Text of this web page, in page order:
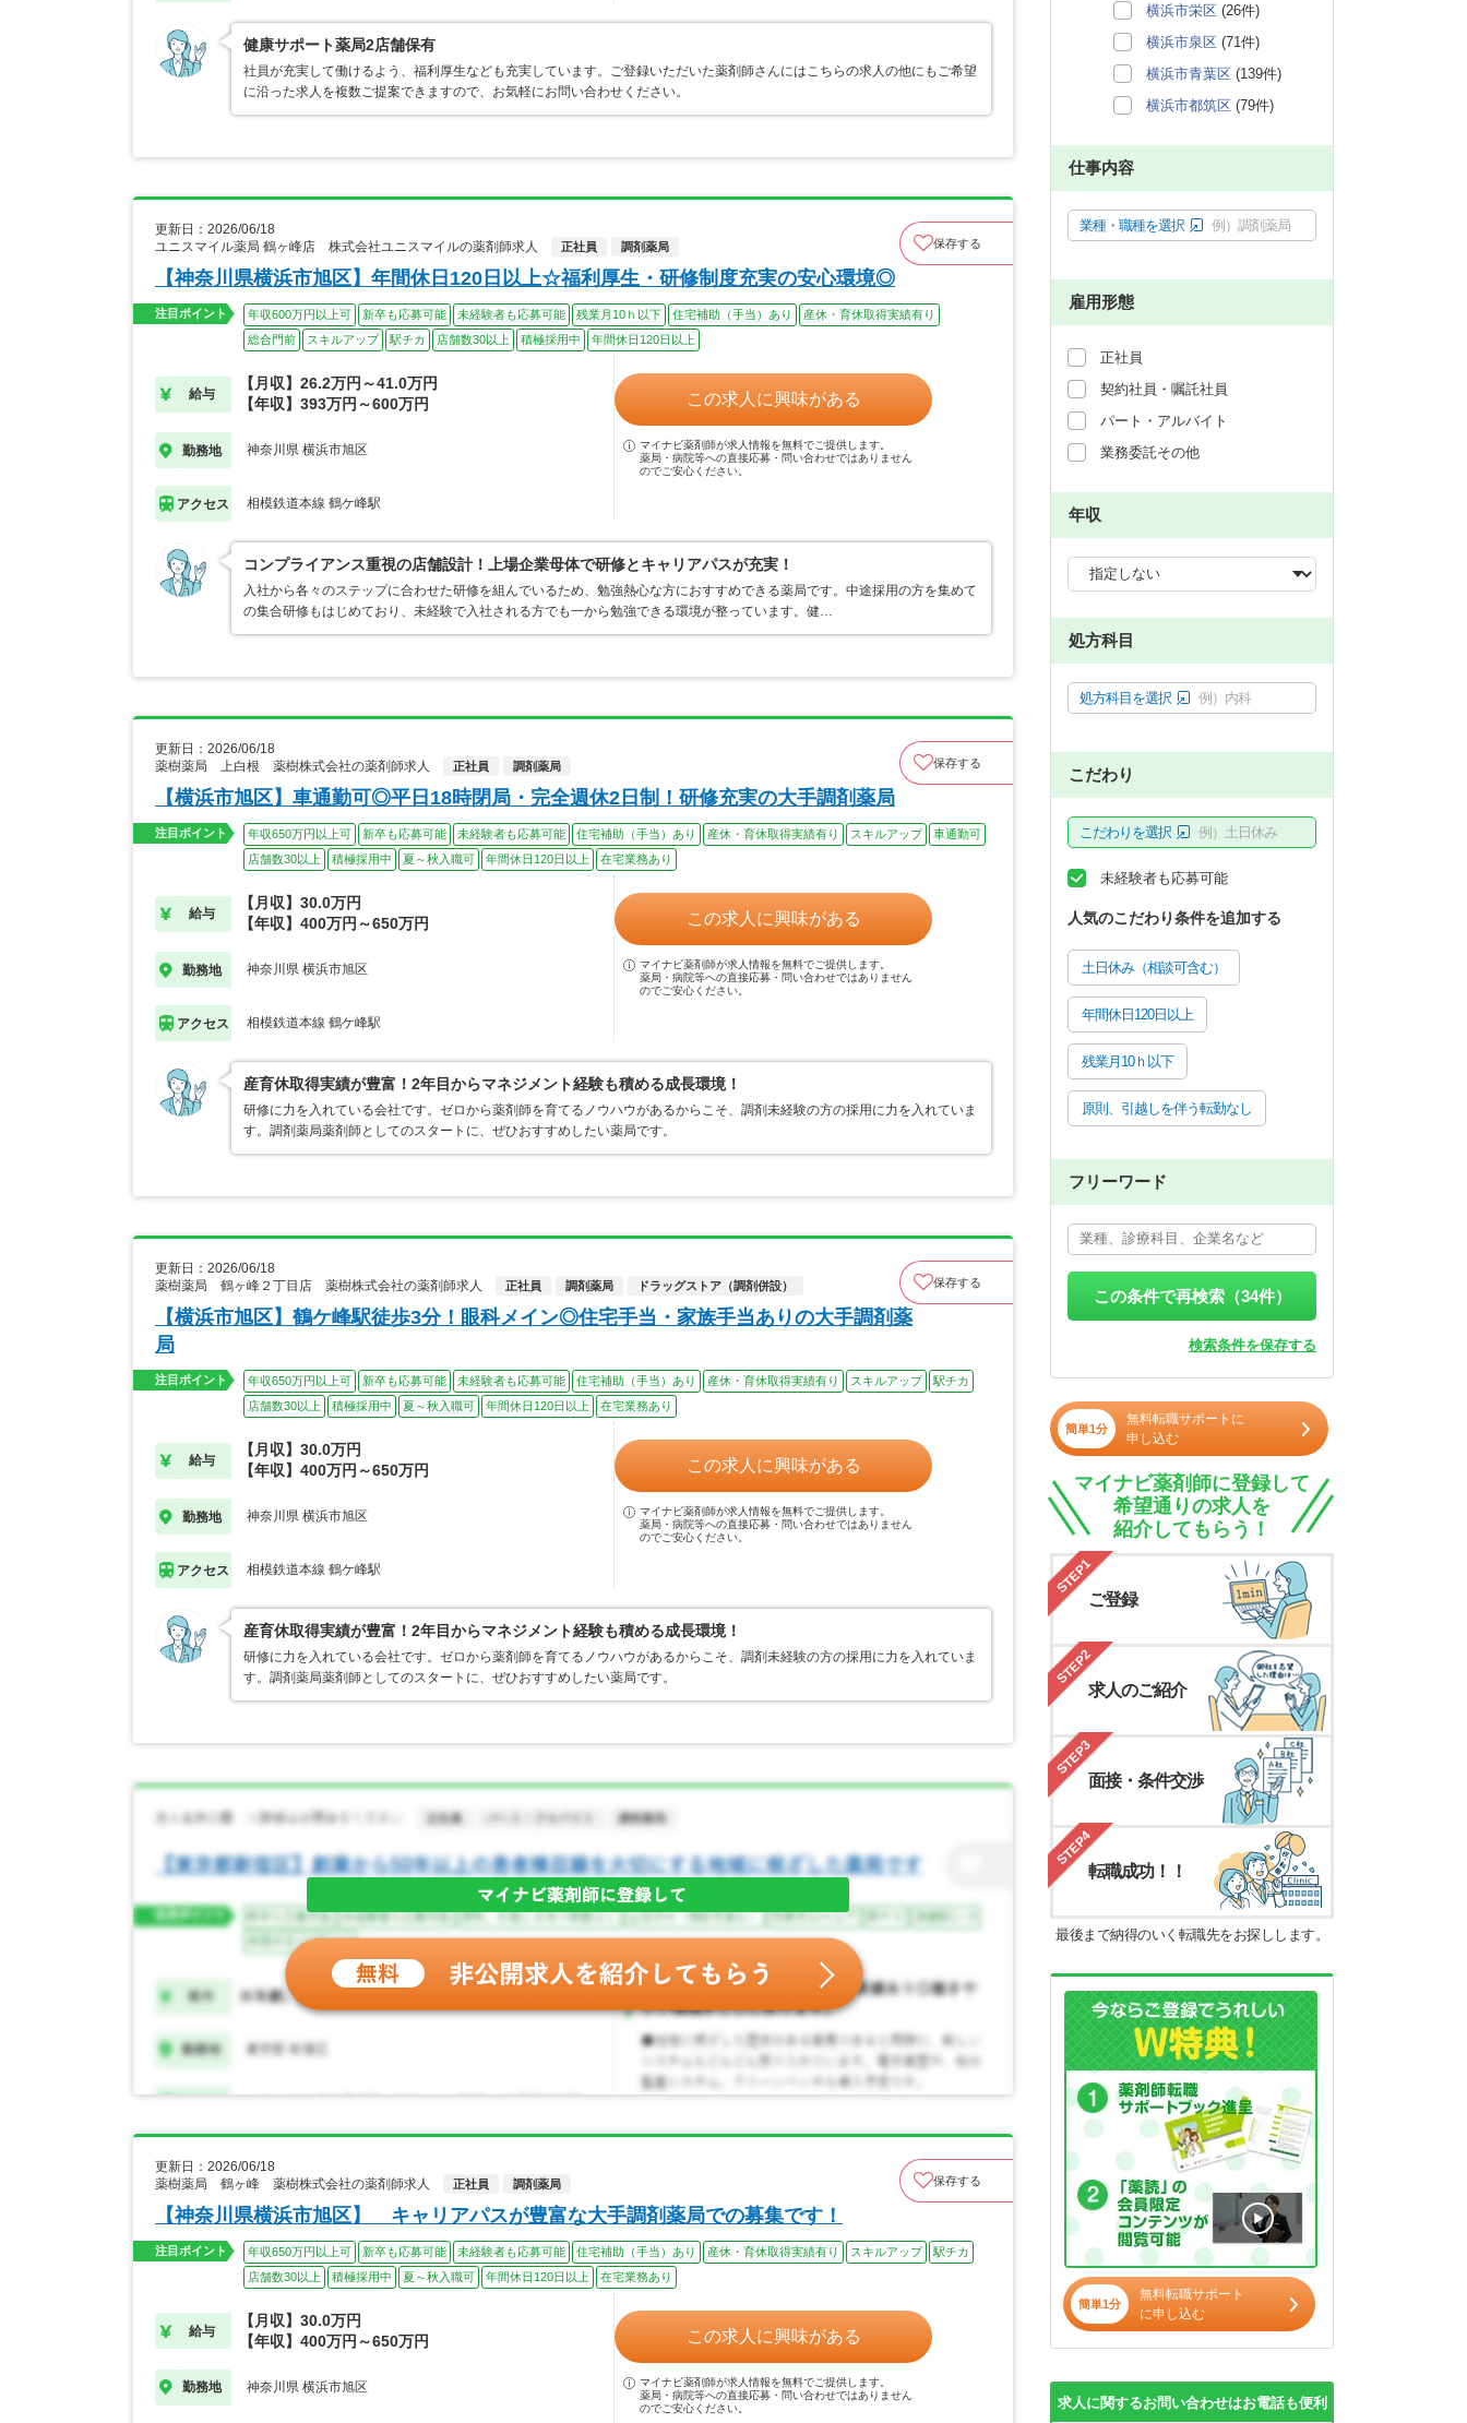
健康サポート薬局2店舗保有
社員が充実して働けるよう、福利厚生なども充実しています。ご登録いただいた薬剤師さんにはこちらの求人の他にもご希望
に沿った求人を複数ご提案できますので、お気軽にお問い合わせください。
更新日：2026/06/18
ユニスマイル薬局 鶴ヶ峰店 株式会社ユニスマイルの薬剤師求人
正社員 調剤薬局 保存する
【神奈川県横浜市旭区】年間休日120日以上☆福利厚生・研修制度充実の安心環境◎
注目ポイント 年収600万円以上可 新卒も応募可能 未経験者も応募可能 残業月10ｈ以下 住宅補助（手当）あり
産休・育休取得実績有り
総合門前
スキルアップ 駅チカ 店舗数30以上 積極採用中 年間休日120日以上
給与
【月収】26.2万円～41.0万円
【年収】393万円～600万円
勤務地 神奈川県 横浜市旭区
アクセス 相模鉄道本線 鶴ケ峰駅
この求人に興味がある
マイナビ薬剤師が求人情報を無料でご提供します。
薬局・病院等への直接応募・問い合わせではありません
のでご安心ください。
コンプライアンス重視の店舗設計！上場企業母体で研修とキャリアパスが充実！
入社から各々のステップに合わせた研修を組んでいるため、勉強熱心な方におすすめできる薬局です。中途採用の方を集めて
の集合研修もはじめており、未経験で入社される方でも一から勉強できる環境が整っています。健…
更新日：2026/06/18
薬樹薬局 上白根 薬樹株式会社の薬剤師求人
正社員 調剤薬局 保存する
【横浜市旭区】車通勤可◎平日18時閉局・完全週休2日制！研修充実の大手調剤薬局
注目ポイント 年収650万円以上可 新卒も応募可能 未経験者も応募可能 住宅補助（手当）あり 産休・育休取得実績有り スキルアップ
車通勤可
店舗数30以上
積極採用中 夏～秋入職可 年間休日120日以上 在宅業務あり
給与
【月収】30.0万円
【年収】400万円～650万円
勤務地 神奈川県 横浜市旭区
アクセス 相模鉄道本線 鶴ケ峰駅
この求人に興味がある
マイナビ薬剤師が求人情報を無料でご提供します。
薬局・病院等への直接応募・問い合わせではありません
のでご安心ください。
産育休取得実績が豊富！2年目からマネジメント経験も積める成長環境！
研修に力を入れている会社です。ゼロから薬剤師を育てるノウハウがあるからこそ、調剤未経験の方の採用に力を入れていま
す。調剤薬局薬剤師としてのスタートに、ぜひおすすめしたい薬局です。
更新日：2026/06/18
薬樹薬局 鶴ヶ峰２丁目店 薬樹株式会社の薬剤師求人
正社員 調剤薬局 ドラッグストア（調剤併設） 保存する
【横浜市旭区】鶴ケ峰駅徒歩3分！眼科メイン◎住宅手当・家族手当ありの大手調剤薬
局
注目ポイント 年収650万円以上可 新卒も応募可能 未経験者も応募可能 住宅補助（手当）あり 産休・育休取得実績有り スキルアップ
駅チカ
店舗数30以上
積極採用中 夏～秋入職可 年間休日120日以上 在宅業務あり
給与
【月収】30.0万円
【年収】400万円～650万円
勤務地 神奈川県 横浜市旭区
アクセス 相模鉄道本線 鶴ケ峰駅
この求人に興味がある
マイナビ薬剤師が求人情報を無料でご提供します。
薬局・病院等への直接応募・問い合わせではありません
のでご安心ください。
産育休取得実績が豊富！2年目からマネジメント経験も積める成長環境！
研修に力を入れている会社です。ゼロから薬剤師を育てるノウハウがあるからこそ、調剤未経験の方の採用に力を入れていま
す。調剤薬局薬剤師としてのスタートに、ぜひおすすめしたい薬局です。
更新日：2026/06/18
薬樹薬局 鶴ヶ峰 薬樹株式会社の薬剤師求人
正社員 調剤薬局 保存する
【神奈川県横浜市旭区】 キャリアパスが豊富な大手調剤薬局での募集です！
注目ポイント 年収650万円以上可 新卒も応募可能 未経験者も応募可能 住宅補助（手当）あり 産休・育休取得実績有り スキルアップ
駅チカ
店舗数30以上
積極採用中 夏～秋入職可 年間休日120日以上 在宅業務あり
給与
【月収】30.0万円
【年収】400万円～650万円
勤務地 神奈川県 横浜市旭区
この求人に興味がある
マイナビ薬剤師が求人情報を無料でご提供します。
薬局・病院等への直接応募・問い合わせではありません
のでご安心ください。
横浜市栄区 (26件)
横浜市泉区 (71件)
横浜市青葉区 (139件)
横浜市都筑区 (79件)
仕事内容
業種・職種を選択 例）調剤薬局
雇用形態
正社員
契約社員・嘱託社員
パート・アルバイト
業務委託その他
年収
処方科目
処方科目を選択 例）内科
こだわり
こだわりを選択 例）土日休み
未経験者も応募可能
人気のこだわり条件を追加する
土日休み（相談可含む）
年間休日120日以上
残業月10ｈ以下
原則、引越しを伴う転勤なし
フリーワード
この条件で再検索（34件）
検索条件を保存する
簡単1分
無料転職サポートに
申し込む
マイナビ薬剤師に登録して
希望通りの求人を
紹介してもらう！
STEP1
ご登録
STEP2
求人のご紹介
STEP3
面接・条件交渉
STEP4
転職成功！！
最後まで納得のいく転職先をお探しします。
簡単1分
無料転職サポート
に申し込む
求人に関するお問い合わせはお電話も便利